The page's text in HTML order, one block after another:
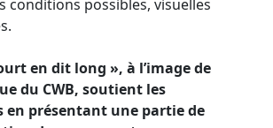
conditions possibles, visuelles
en dit long », à l’image de
du CWB, soutient les
en présentant une partie de